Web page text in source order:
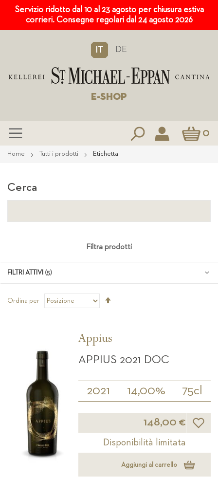
Servizio ridotto dal 10 al 23 agosto per chiusura estiva
corrieri. Consegne regolari dal 24 agosto 2026
IT DE
E-SHOP
Carrello0
Salta
Home Tutti i prodotti Etichetta
Ordina per
Appius
APPIUS 2021 DOC
2021 14,00% 75cl
148,00 € Lista
Disponibilità limitata
Aggiungi al carrello
Cerca
Filtra prodotti
FILTRI ATTIVI